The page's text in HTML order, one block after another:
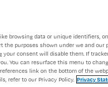
afstand’
browsing data or unique identifiers,
the purposes shown under we and our
consent will disable them. If
You can resurface this menu to
link on the bottom of the
refer to our Privacy Policy. Privacy